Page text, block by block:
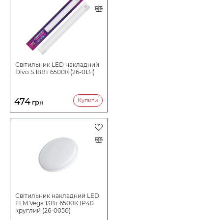
Світильник LED накладний
Divo S 18Вт 6500К (26-0131)
474 грн Купити
Світильник накладний LED
ELM Vega 13Вт 6500К IP40
круглий (26-0050)